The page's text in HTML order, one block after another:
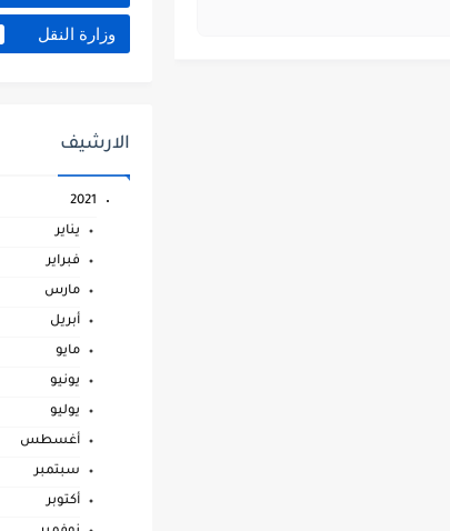
وزارة النقل
الارشيف
2021
يناير
فبراير
مارس
أبريل
مايو
يونيو
يوليو
أغسطس
سبتمبر
أكتوبر